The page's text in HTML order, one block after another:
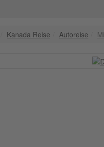
Kanada Reise Autoreise